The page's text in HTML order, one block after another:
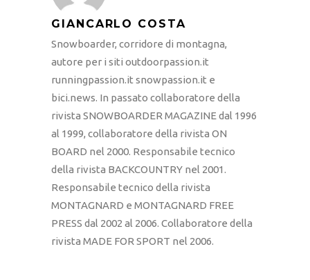
GIANCARLO COSTA
Snowboarder, corridore di montagna,
autore per i siti outdoorpassion.it
runningpassion.it snowpassion.it e
bici.news. In passato collaboratore della
rivista SNOWBOARDER MAGAZINE dal 1996
al 1999, collaboratore della rivista ON
BOARD nel 2000. Responsabile tecnico
della rivista BACKCOUNTRY nel 2001.
Responsabile tecnico della rivista
MONTAGNARD e MONTAGNARD FREE
PRESS dal 2002 al 2006. Collaboratore della
rivista MADE FOR SPORT nel 2006.